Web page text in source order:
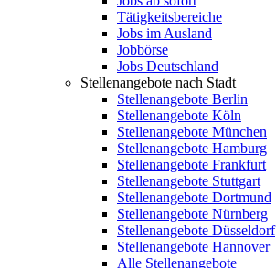
Tätigkeitsbereiche
Jobs im Ausland
Jobbörse
Jobs Deutschland
Stellenangebote nach Stadt
Stellenangebote Berlin
Stellenangebote Köln
Stellenangebote München
Stellenangebote Hamburg
Stellenangebote Frankfurt
Stellenangebote Stuttgart
Stellenangebote Dortmund
Stellenangebote Nürnberg
Stellenangebote Düsseldorf
Stellenangebote Hannover
Alle Stellenangebote